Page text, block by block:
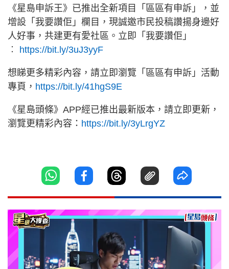
《星島申訴王》已推出全新項目「區區有申訴」，並
增設「我要讚佢」欄目，現誠邀市民投稿讚揚身邊好
人好事，共建更有愛社區。立即「我要讚佢」
︰ https://bit.ly/3uJ3yyF
想睇更多精彩內容，請立即瀏覽「區區有申訴」活動
專頁， https://bit.ly/41hgS9E
《星島頭條》APP經已推出最新版本，請立即更新，
瀏覽更精彩內容： https://bit.ly/3yLrgYZ